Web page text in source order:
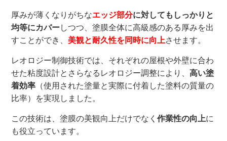
厚みが薄くなりがちなエッジ部分に対してもしっかりと
均等にカバーしつつ、塗膜全体に高級感のある厚みを出
すことができ、 美観と耐久性を同時に向上させます。
レオロジー制御技術では、それぞれの屋根や外壁に合わ
せた粘度設計とさらなるレオロジー調整により、高い塗
着効率 （使用された塗量と実際に付着した塗料の質量の
比率）を実現しました。
この技術は、塗膜の美観向上だけでなく作業性の向上に
も役立っています。